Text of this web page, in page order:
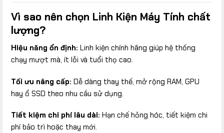
Vì sao nên chọn Linh Kiện Máy Tính chất
lượng?
Hiệu năng ổn định: Linh kiện chính hãng giúp hệ thống
chạy mượt mà, ít lỗi và tuổi thọ cao.
Tối ưu nâng cấp: Dễ dàng thay thế, mở rộng RAM, GPU
hay ổ SSD theo nhu cầu sử dụng.
Tiết kiệm chi phí lâu dài: Hạn chế hỏng hóc, tiết kiệm chi
phí bảo trì hoặc thay mới.